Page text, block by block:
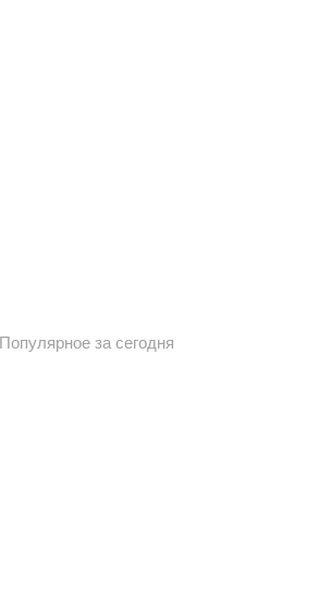
Популярное за сегодня